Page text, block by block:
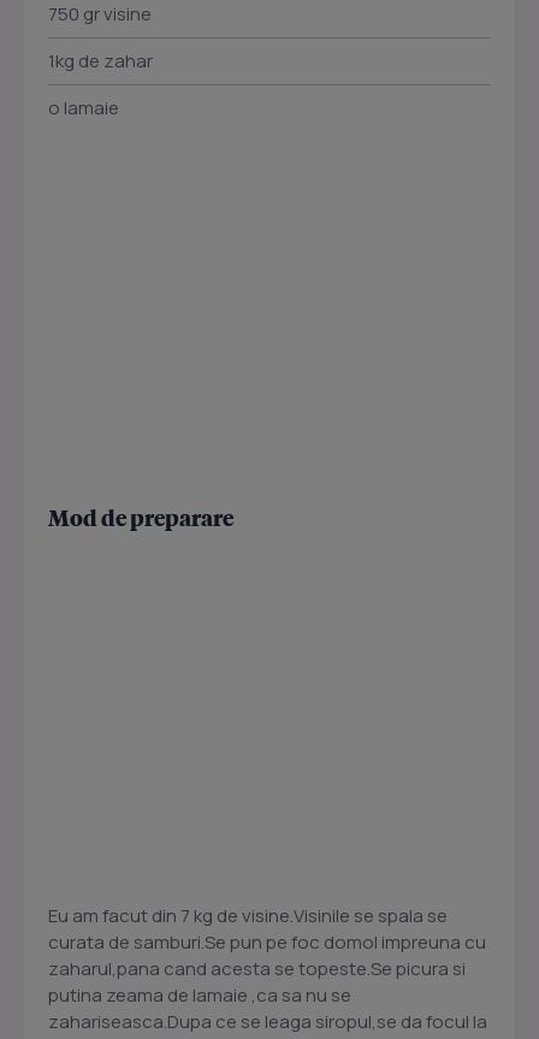
750 gr visine
1kg de zahar
o lamaie
Mod de preparare
Eu am facut din 7 kg de visine.Visinile se spala se
curata de samburi.Se pun pe foc domol impreuna cu
zaharul,pana cand acesta se topeste.Se picura si
putina zeama de lamaie ,ca sa nu se
zahariseasca.Dupa ce se leaga siropul,se da focul la